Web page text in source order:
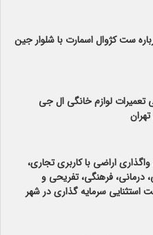
ست کژوال اسمارت با شلوار جین
تعمیرات لوازم خانگی ال جی
اراضی با کاربری تجاری،
درمانی، فرهنگی، تفریحی و
سرمایه گذاری در شهر